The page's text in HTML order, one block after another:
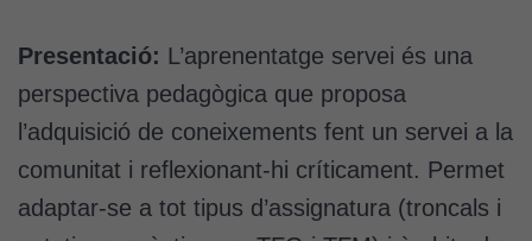
Presentació: L’aprenentatge servei és una
perspectiva pedagògica que proposa
l’adquisició de coneixements fent un servei a la
comunitat i reflexionant-hi críticament. Permet
adaptar-se a tot tipus d’assignatura (troncals i